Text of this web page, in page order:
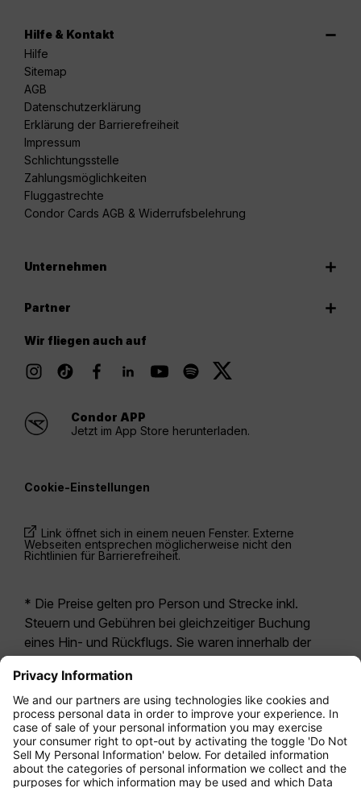
Hilfe & Kontakt
Hilfe
Sitemap
AGB
Datenschutzerklärung
Erklärung der Barrierefreiheit
Impressum
Schlichtungsstelle
Zahlungsmöglichkeiten
Fluggastrechte
Condor Cards AGB & Widerrufsbelehrung
Unternehmen
Partner
Wir fliegen auch auf
Condor APP
Jetzt im App Store herunterladen.
Cookie-Einstellungen
Link öffnet sich in einem neuen Fenster. Externe
Webseiten entsprechen möglicherweise nicht den
Richtlinien für Barrierefreiheit.
* Die Preise gelten pro Person und Strecke inkl.
Steuern und Gebühren bei gleichzeitiger Buchung
eines Hin- und Rückflugs. Sie waren innerhalb der
möglicherweise nicht mehr aktuell. Bei den für die
Economy Class angegebenen Tarifen handelt es
sich i.d.R. um Economy Zero, unsere restriktivste
Tarifoption. Es können hierfür zusätzliche Gebühren
fürAufgabegepäck oder für andere optionale
Leistungen anfallen. Es gelten dieAllgemeinen